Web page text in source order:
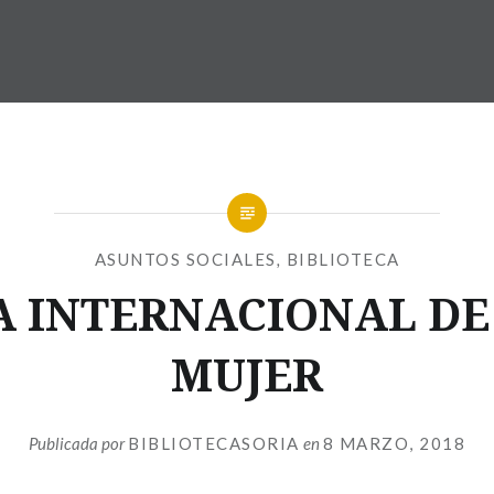
ASUNTOS SOCIALES, BIBLIOTECA
INTERNACIONAL
MUJER
Publicada porBIBLIOTECASORIA en 8 MARZO, 2018